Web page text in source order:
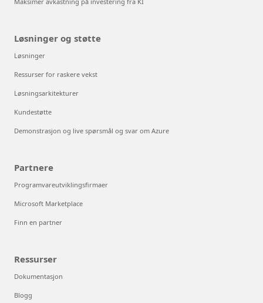
Løsninger og støtte
Løsninger
Ressurser for raskere vekst
Løsningsarkitekturer
Kundestøtte
Demonstrasjon og live spørsmål og svar om Azure
Partnere
Programvareutviklingsfirmaer
Microsoft Marketplace
Finn en partner
Ressurser
Dokumentasjon
Blogg